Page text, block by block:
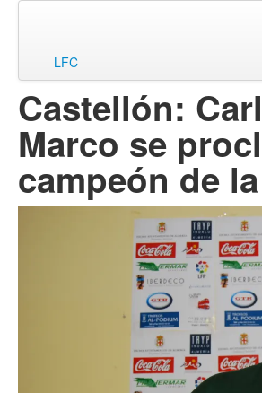
ir
al
contenido
LFC
Castellón:
Marco se
campeón de